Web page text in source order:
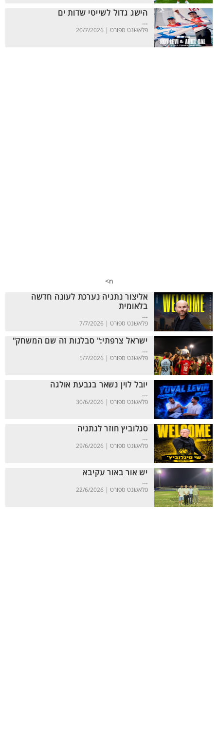
הישג גדול לשייטי שדות ים
...
פלאשנט ספורט | 20/7/2026
n>
אליצור נתניה נערכת לעונה חדשה
בלאומית
...
פלאשנט ספורט | 7/7/2026
ישראל צרפתי:" סבלנות זה שם המשחק"
...
פלאשנט ספורט | 5/7/2026
יובל לוין נשאר בגבעת אולגה
...
פלאשנט ספורט | 30/6/2026
סגלוביץ חוזר לנתניה
...
פלאשנט ספורט | 29/6/2026
יש אור באור עקיבא
...
פלאשנט ספורט | 22/6/2026